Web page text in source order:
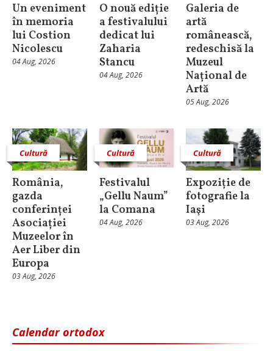
Un eveniment
în memoria
lui Costion
Nicolescu
04 Aug, 2026
O nouă ediție
a festivalului
dedicat lui
Zaharia
Stancu
04 Aug, 2026
Galeria de
artă
românească,
redeschisă la
Muzeul
Național de
Artă
05 Aug, 2026
Cultură
România,
gazda
conferinței
Asociației
Muzeelor în
Aer Liber din
Europa
03 Aug, 2026
Cultură
Festivalul
„Gellu Naum”
la Comana
04 Aug, 2026
Cultură
Expoziție de
fotografie la
Iaşi
03 Aug, 2026
Calendar ortodox